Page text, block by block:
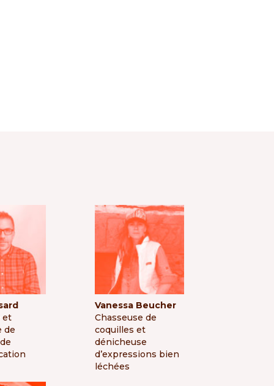
et
de
Vanessa Beucher
Chasseuse de
coquilles et
dénicheuse
d’expressions bien
léchées